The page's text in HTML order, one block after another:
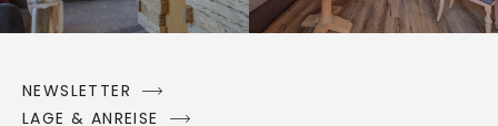
NEWSLETTER
LAGE & ANREISE